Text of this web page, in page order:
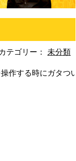
カテゴリー： 未分類
作する時にガタつ